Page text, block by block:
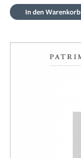
In den Warenkorb